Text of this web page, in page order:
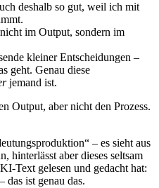
deshalb so gut, weil ich mit
im Output, sondern im
kleiner Entscheidungen –
geht. Genau diese
jemand ist.
Output, aber nicht den Prozess.
– es sieht aus
hinterlässt aber dieses seltsam
Text gelesen und gedacht hat:
ist genau das.